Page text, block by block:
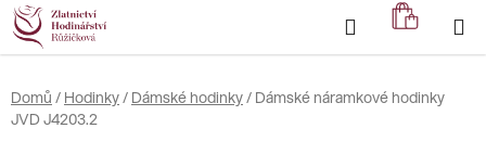
Přejít
na
obsah
Hledat
KOŠÍK
Domů / Hodinky/ Dámské hodinky/ Dámské náramkové hodinky
JVD J4203.2